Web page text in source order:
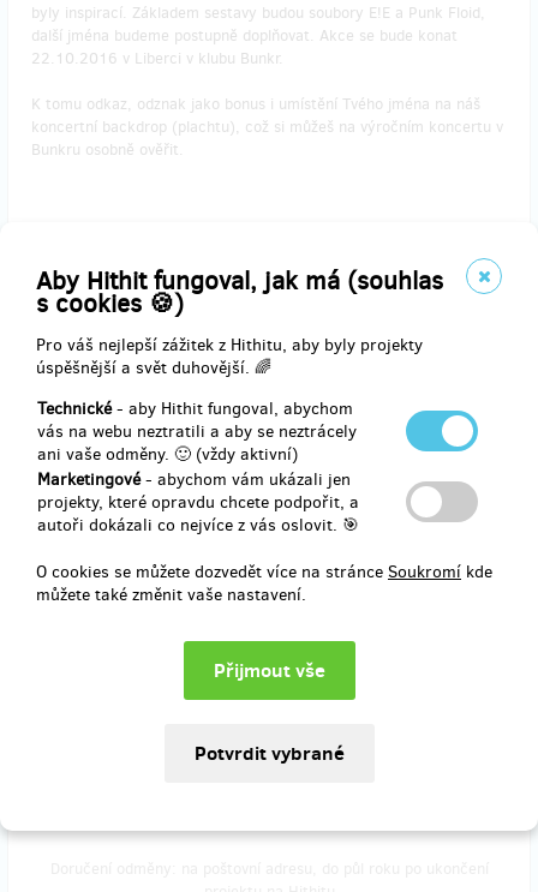
Aby Hithit fungoval, jak má (souhlas
s cookies 🍪)
Pro váš nejlepší zážitek z Hithitu, aby byly projekty
úspěšnější a svět duhovější. 🌈
Technické- aby Hithit fungoval, abychom
vás na webu neztratili a aby se neztrácely
ani vaše odměny. 🙂 (vždy aktivní)
Marketingové- abychom vám ukázali jen
projekty, které opravdu chcete podpořit, a
autoři dokázali co nejvíce z vás oslovit. 🎯
O cookies se můžete dozvedět více na stránce Soukromí kde
můžete také změnit vaše nastavení.
byly inspirací. Základem sestavy budou soubory E!E a Punk Floid,
další jména budeme postupně doplňovat. Akce se bude konat
22.10.2016 v Liberci v klubu Bunkr.
K tomu odkaz, odznak jako bonus i umístění Tvého jména na náš
koncertní backdrop (plachtu), což si můžeš na výročním koncertu v
Bunkru osobně ověřit.
projektu na Hithitu
400 Kč
Kniha - vše o nás pro vás + odznak + odkaz +
jméno na plachtě
Jak již bylo řečeno: naše vlastní opravdová kniha, díky níž budete o
nás vědět přinejmenším vše. Součástí knihy bude i ve vazbě
Knihu ti vlastnoručně krasopisně podepíšeme, pošleme, kam budeš
K tomu návdavkem odznak a odkaz ke stažení nových nahrávek ve
špičkové kvalitě v den vydání. A samozřejmostí je i umístění Tvého
jména na náš koncertní backdrop (plachtu). Jako výraz našeho
podpisu budeš účastnit všech našich koncertů nejméně do konce